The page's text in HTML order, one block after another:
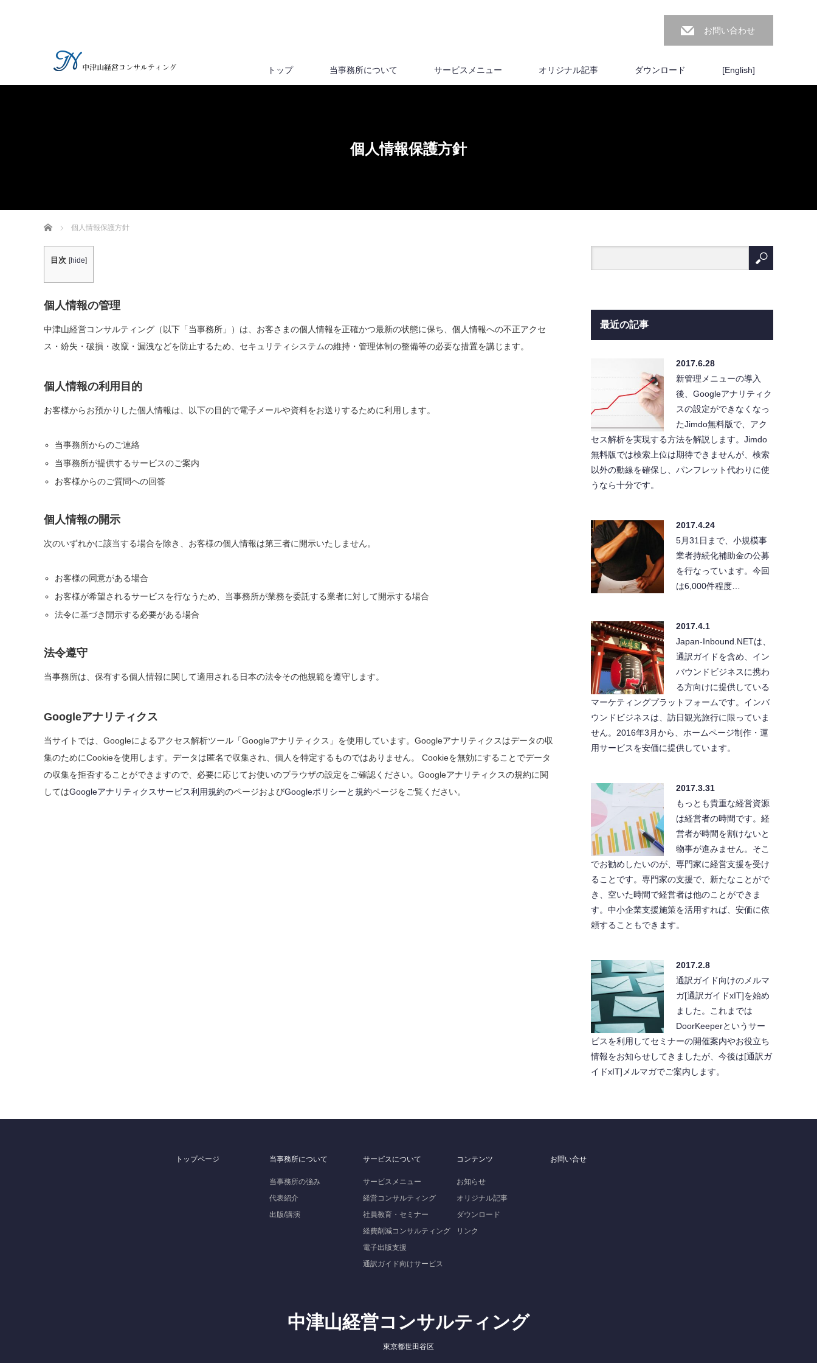
お問い合わせ
トップ 当事務所について サービスメニュー オリジナル記事 ダウンロード [English]
個人情報保護方針
ホーム 個人情報保護方針
目次 [hide]
個人情報の管理
中津山経営コンサルティング（以下「当事務所」）は、お客さまの個人情報を正確かつ最新の状態に保ち、個人情報への不正アクセ
ス・紛失・破損・改竄・漏洩などを防止するため、セキュリティシステムの維持・管理体制の整備等の必要な措置を講じます。
個人情報の利用目的
お客様からお預かりした個人情報は、以下の目的で電子メールや資料をお送りするために利用します。
当事務所からのご連絡
当事務所が提供するサービスのご案内
お客様からのご質問への回答
個人情報の開示
次のいずれかに該当する場合を除き、お客様の個人情報は第三者に開示いたしません。
お客様の同意がある場合
お客様が希望されるサービスを行なうため、当事務所が業務を委託する業者に対して開示する場合
法令に基づき開示する必要がある場合
法令遵守
当事務所は、保有する個人情報に関して適用される日本の法令その他規範を遵守します。
Googleアナリティクス
当サイトでは、Googleによるアクセス解析ツール「Googleアナリティクス」を使用しています。Googleアナリティクスはデータの収
集のためにCookieを使用します。データは匿名で収集され、個人を特定するものではありません。 Cookieを無効にすることでデータ
の収集を拒否することができますので、必要に応じてお使いのブラウザの設定をご確認ください。Googleアナリティクスの規約に関
してはGoogleアナリティクスサービス利用規約のページおよびGoogleポリシーと規約ページをご覧ください。
最近の記事
2017.6.28
新管理メニューの導入
後、Googleアナリティク
スの設定ができなくなっ
たJimdo無料版で、アク
セス解析を実現する方法を解説します。Jimdo
無料版では検索上位は期待できませんが、検索
以外の動線を確保し、パンフレット代わりに使
うなら十分です。
2017.4.24
5月31日まで、小規模事
業者持続化補助金の公募
を行なっています。今回
は6,000件程度…
2017.4.1
Japan-Inbound.NETは、
通訳ガイドを含め、イン
バウンドビジネスに携わ
る方向けに提供している
マーケティングプラットフォームです。インバ
ウンドビジネスは、訪日観光旅行に限っていま
せん。2016年3月から、ホームページ制作・運
用サービスを安価に提供しています。
2017.3.31
もっとも貴重な経営資源
は経営者の時間です。経
営者が時間を割けないと
物事が進みません。そこ
でお勧めしたいのが、専門家に経営支援を受け
ることです。専門家の支援で、新たなことがで
き、空いた時間で経営者は他のことができま
す。中小企業支援施策を活用すれば、安価に依
頼することもできます。
2017.2.8
通訳ガイド向けのメルマ
ガ[通訳ガイドxIT]を始め
ました。これまでは
DoorKeeperというサー
ビスを利用してセミナーの開催案内やお役立ち
情報をお知らせしてきましたが、今後は[通訳ガ
イドxIT]メルマガでご案内します。
トップページ 当事務所について
当事務所の強み
代表紹介
出版/講演
サービスについて
サービスメニュー
経営コンサルティング
社員教育・セミナー
経費削減コンサルティング
電子出版支援
通訳ガイド向けサービス
コンテンツ
お知らせ
オリジナル記事
ダウンロード
リンク
お問い合せ
中津山経営コンサルティング
東京都世田谷区